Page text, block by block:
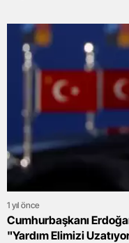
1 yıl önce
Cumhurbaşkanı
"Yardım Elimizi Uzatıyoruz" Türkiye'den